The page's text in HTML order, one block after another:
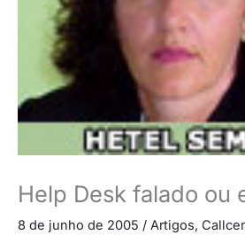
Help Desk falado ou
8 de junho de 2005 / Artigos,